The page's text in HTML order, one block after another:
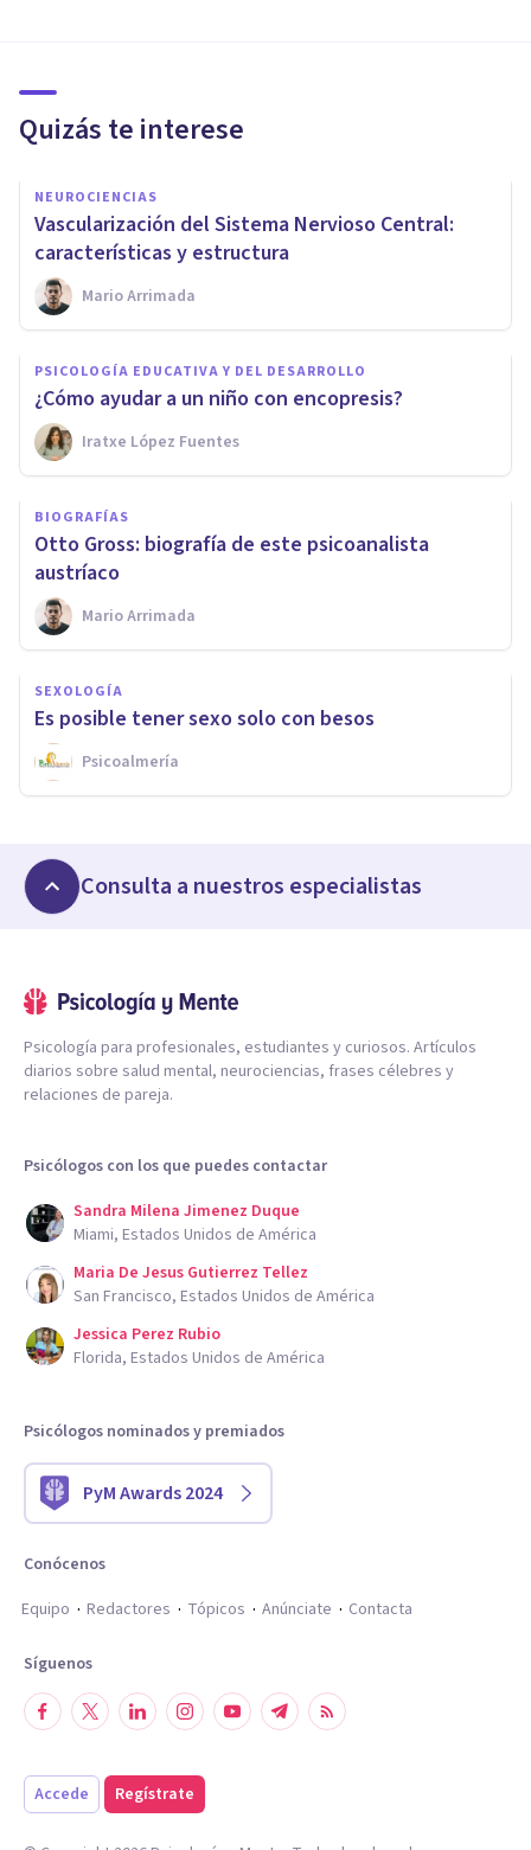
Quizás te interese
NEUROCIENCIAS
Vascularización del Sistema Nervioso Central:
características y estructura
Mario Arrimada
PSICOLOGÍA EDUCATIVA Y DEL DESARROLLO
¿Cómo ayudar a un niño con encopresis?
Iratxe López Fuentes
BIOGRAFÍAS
Otto Gross: biografía de este psicoanalista
austríaco
Mario Arrimada
SEXOLOGÍA
Es posible tener sexo solo con besos
Psicoalmería
Consulta a nuestros especialistas
Psicología para profesionales, estudiantes y curiosos. Artículos
diarios sobre salud mental, neurociencias, frases célebres y
relaciones de pareja.
Psicólogos con los que puedes contactar
Sandra Milena Jimenez Duque
Miami, Estados Unidos de América
Maria De Jesus Gutierrez Tellez
San Francisco, Estados Unidos de América
Jessica Perez Rubio
Florida, Estados Unidos de América
Psicólogos nominados y premiados
PyM Awards 2024
Conócenos
Equipo
Redactores Tópicos Anúnciate Contacta
Síguenos
Accede Regístrate